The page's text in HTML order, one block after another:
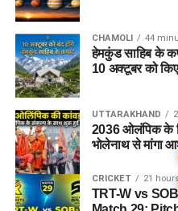
CHAMOLI 44
हेमकुंड साहिब के
10 अक्टूबर को
UTTARAKHAND
2036 ओलंपिक के
भोलेनाथ से मांगा
CRICKET 21
TRT-W vs